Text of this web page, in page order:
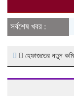
সর্বশেষ খবর :
হেফাজতের নতুন